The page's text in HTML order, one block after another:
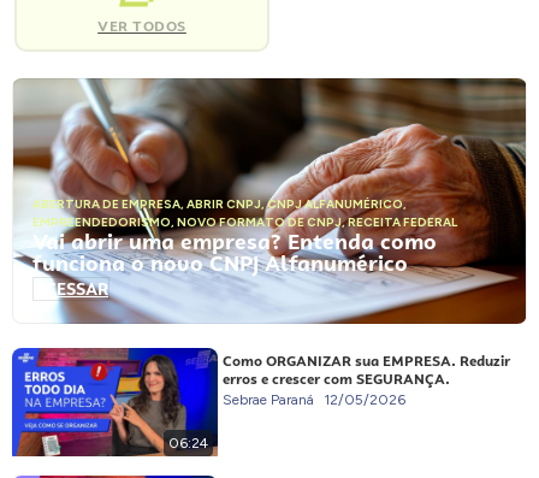
VER TODOS
ABERTURA DE EMPRESA, ABRIR CNPJ,CNPJ ALFANUMÉRICO,
EMPREENDEDORISMO, NOVO FORMATO DE CNPJ,RECEITA FEDERAL
Vai abrir uma empresa? Entenda como
funciona o novo CNPJ Alfanumérico
ACESSAR
06:24
Como ORGANIZAR sua EMPRESA. Reduzir
erros e crescer com SEGURANÇA.
Sebrae Paraná 12/05/2026